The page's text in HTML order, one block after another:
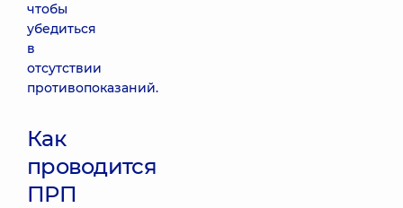
чтобы
убедиться
в
отсутствии
противопоказаний.
Как
проводится
ПРП